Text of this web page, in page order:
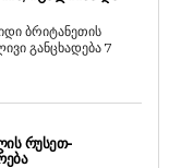
ბრიტანეთის
განცხადება 7
ᲠᲣᲡᲔᲗ-